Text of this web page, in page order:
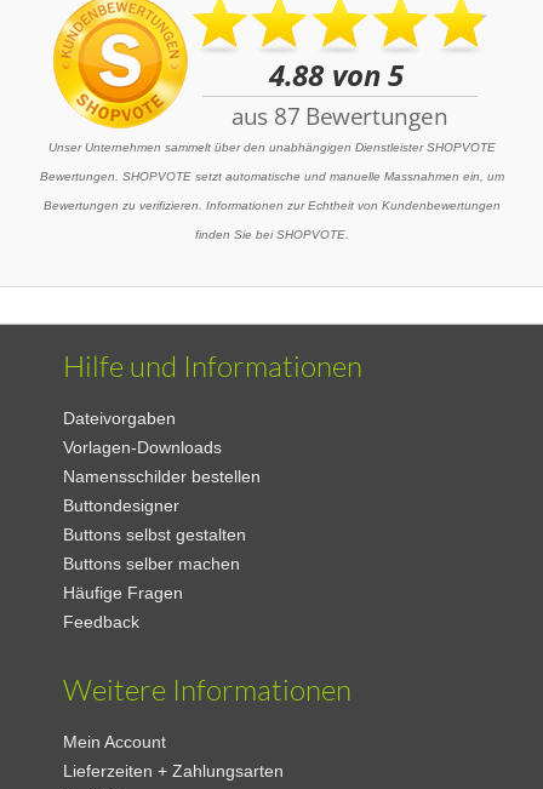
Unser Unternehmen sammelt über den unabhängigen Dienstleister SHOPVOTE
Bewertungen. SHOPVOTE setzt automatische und manuelle Massnahmen ein, um
Bewertungen zu verifizieren. Informationen zur Echtheit von Kundenbewertungen
finden Sie bei SHOPVOTE.
Hilfe und Informationen
Dateivorgaben
Vorlagen-Downloads
Namensschilder bestellen
Buttondesigner
Buttons selbst gestalten
Buttons selber machen
Häufige Fragen
Feedback
Weitere Informationen
Mein Account
Lieferzeiten + Zahlungsarten